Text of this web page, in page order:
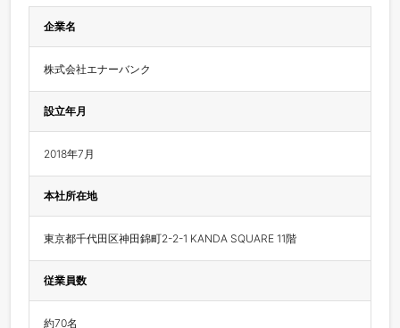
企業名
株式会社エナーバンク
設立年月
2018年7月
本社所在地
東京都千代田区神田錦町2-2-1 KANDA SQUARE 11階
従業員数
約70名